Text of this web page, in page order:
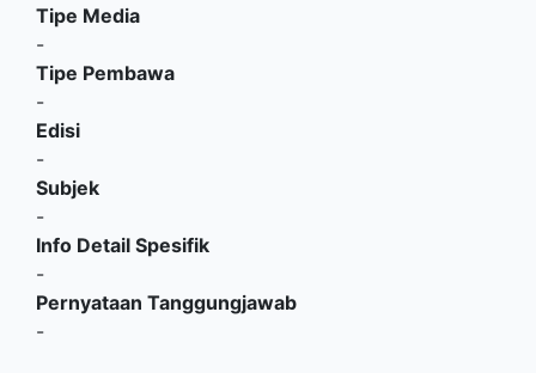
Tipe Media
-
Tipe Pembawa
-
Edisi
-
Subjek
-
Info Detail Spesifik
-
Pernyataan Tanggungjawab
-